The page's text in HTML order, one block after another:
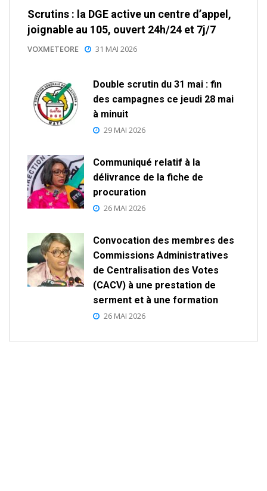
Scrutins : la DGE active un centre d’appel,
joignable au 105, ouvert 24h/24 et 7j/7
VOXMETEORE 31 MAI 2026
Double scrutin du 31 mai : fin
des campagnes ce jeudi 28 mai
à minuit
29 MAI 2026
Communiqué relatif à la
délivrance de la fiche de
procuration
26 MAI 2026
Convocation des membres des
Commissions Administratives
de Centralisation des Votes
(CACV) à une prestation de
serment et à une formation
26 MAI 2026